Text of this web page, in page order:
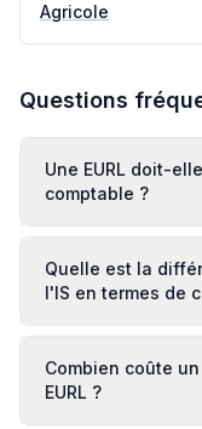
Agricole
Questions
Une EURL doit-
comptable ?
Quelle est la
l'IS en termes de
Combien coûte
EURL ?